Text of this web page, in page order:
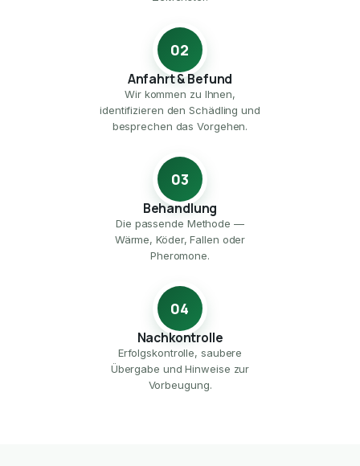
02
Anfahrt & Befund
Wir kommen zu Ihnen,
identifizieren den Schädling und
besprechen das Vorgehen.
03
Behandlung
Die passende Methode —
Wärme, Köder, Fallen oder
Pheromone.
04
Nachkontrolle
Erfolgskontrolle, saubere
Übergabe und Hinweise zur
Vorbeugung.